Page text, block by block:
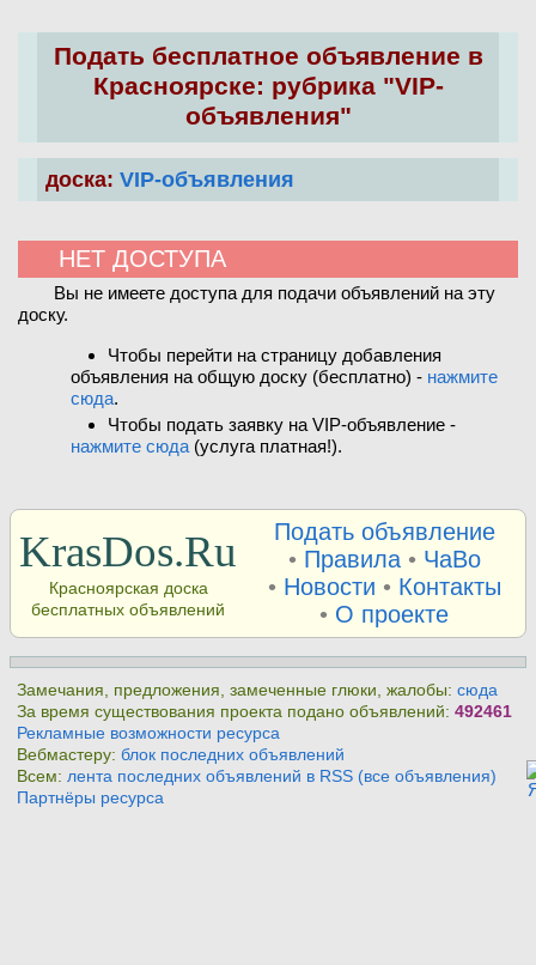
Подать бесплатное объявление в
Красноярске: рубрика "VIP-
объявления"
доска: VIP-объявления
НЕТ ДОСТУПА
Вы не имеете доступа для подачи объявлений на эту
доску.
Чтобы перейти на страницу добавления
объявления на общую доску (бесплатно) - нажмите
сюда.
Чтобы подать заявку на VIP-объявление -
нажмите сюда (услуга платная!).
KrasDos.Ru
Красноярская доска
бесплатных объявлений
Подать объявление
• Правила• ЧаВо
• Новости • Контакты
• О проекте
Замечания, предложения, замеченные глюки, жалобы:сюда
За время существования проекта подано объявлений:492461
Рекламные возможности ресурса
Вебмастеру:блок последних объявлений
Всем: лента последних объявлений в RSS (все объявления)
Партнёры ресурса